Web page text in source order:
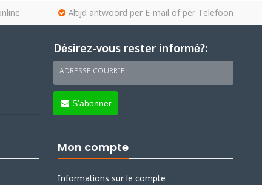
Altijd antwoord per E-mail of per Telefoon
Désirez-vous rester informé?:
ADRESSE COURRIEL
S'abonner
Mon compte
Informations sur le compte